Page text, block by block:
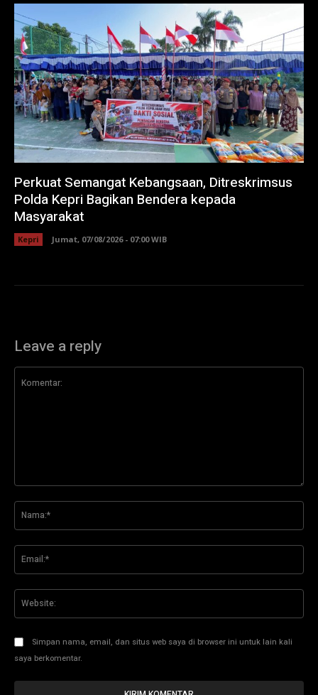
Perkuat Semangat Kebangsaan, Ditreskrimsus
Polda Kepri Bagikan Bendera kepada
Masyarakat
Kepri Jumat, 07/08/2026 - 07:00 WIB
Leave a reply
Simpan nama, email, dan situs web saya di browser ini untuk lain kali
saya berkomentar.